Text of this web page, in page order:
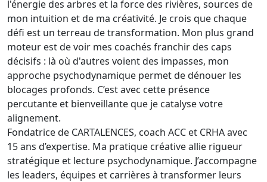
l'énergie des arbres et la force des rivières, sources de
mon intuition et de ma créativité. Je crois que chaque
défi est un terreau de transformation. Mon plus grand
moteur est de voir mes coachés franchir des caps
décisifs : là où d'autres voient des impasses, mon
approche psychodynamique permet de dénouer les
blocages profonds. C’est avec cette présence
percutante et bienveillante que je catalyse votre
alignement.
Fondatrice de CARTALENCES, coach ACC et CRHA avec
15 ans d’expertise. Ma pratique créative allie rigueur
stratégique et lecture psychodynamique. J’accompagne
les leaders, équipes et carrières à transformer leurs